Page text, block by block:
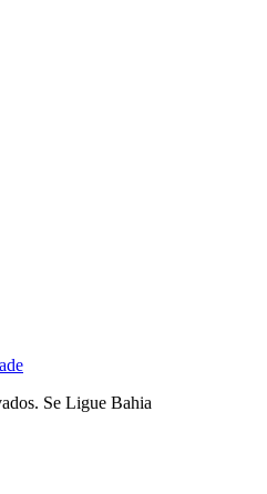
Se Ligue Bahia